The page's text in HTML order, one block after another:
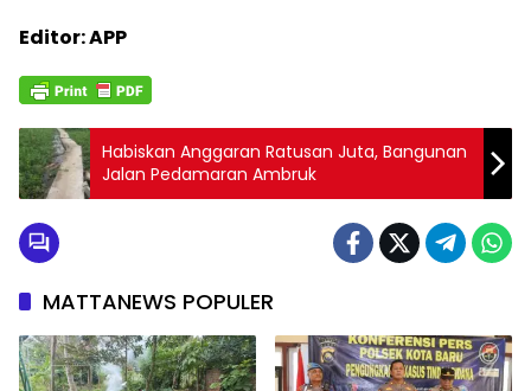
Editor: APP
Habiskan Anggaran Ratusan Juta, Bangunan
Jalan Pedamaran Ambruk
MATTANEWS POPULER